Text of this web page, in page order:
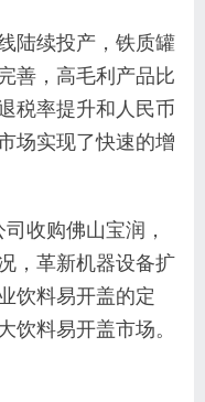
陆续投产，铁质罐
善，高毛利产品比
税率提升和人民币
场实现了快速的增
收购佛山宝润，
，革新机器设备扩
饮料易开盖的定
饮料易开盖市场。